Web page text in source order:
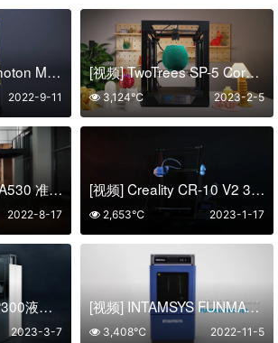
[视频] Anycubic Photon Mono 光固化3D打印机
2022-9-11
[视频] TwoTrees SP-5 CoreXY 3D打印机
2023-2-5
3,124℃
[视频] Fabweaver A530 准工业3D打印机
2022-8-17
[视频] Creality CR-10 V2 3D打印机 更稳更精准
2023-1-17
2,653℃
[视频] GROB GMP300液态金属3D打印机 无粉制造工艺
2023-3-7
[视频] INTAMSYS FUNMAT PRO 410 工业级3D打印机
2022-11-5
3,408℃